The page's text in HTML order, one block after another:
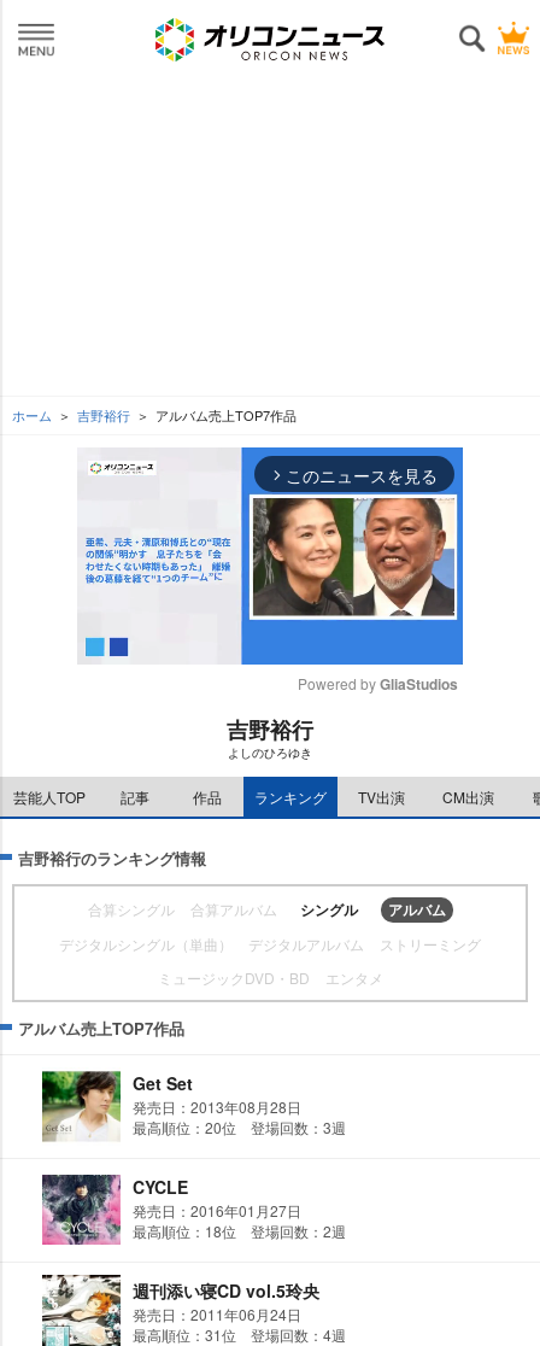
ホーム 吉野裕行 アルバム売上TOP7作品
arrow_forward_ios このニュースを見る
t
e
Powered by GliaStudios
吉野裕行
よしのひろゆき
芸能人TOP 記事 作品 ランキング TV出演 CM出演
吉野裕行のランキング情報
合算シングル 合算アルバム シングル アルバム
デジタルシングル（単曲） デジタルアルバム
ストリーミング
ミュージックDVD・BD
エンタメ
アルバム売上TOP7作品
Get Set
発売日：2013年08月28日
最高順位：20位 登場回数：3週
CYCLE
発売日：2016年01月27日
最高順位：18位 登場回数：2週
週刊添い寝CD vol.5玲央
発売日：2011年06月24日
最高順位：31位 登場回数：4週